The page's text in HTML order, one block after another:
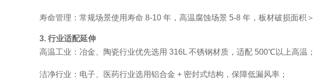
寿命管理：常规场景使用寿命 8-10 年，高温腐蚀场景 5-8 年，板材破损面积
3. 行业适配延伸
高温工业：冶金、陶瓷行业优先选用 316L 不锈钢材质，适配 500℃以上高温；
洁净行业：电子、医药行业选用铝合金 + 密封式结构，保障低漏风率；